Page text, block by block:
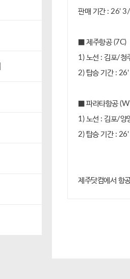
판매 기간 : 26'
■ 제주항공 (7C)
1) 노선 : 김포/
2) 탑승 기간 :
■ 파라타항공
1) 노선 : 김포/
2) 탑승 기간 :
제주닷컴에서 항